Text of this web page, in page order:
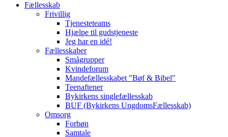
Fællesskab
Frivillig
Tjenesteteams
Hjælpe til gudstjeneste
Jeg har en idé!
Fællesskaber
Smågrupper
Kvindeforum
Mandefællesskabet "Bøf & Bibel"
Teenaftener
Bykirkens singlefællesskab
BUF (Bykirkens UngdomsFællesskab)
Omsorg
Forbøn
Samtale